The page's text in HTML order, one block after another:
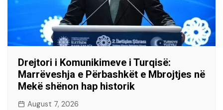
Drejtori i Komunikimeve i Turqisë:
Marrëveshja e Përbashkët e Mbrojtjes në
Mekë shënon hap historik
August 7, 2026